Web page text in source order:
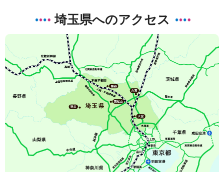
埼玉県へのアクセス